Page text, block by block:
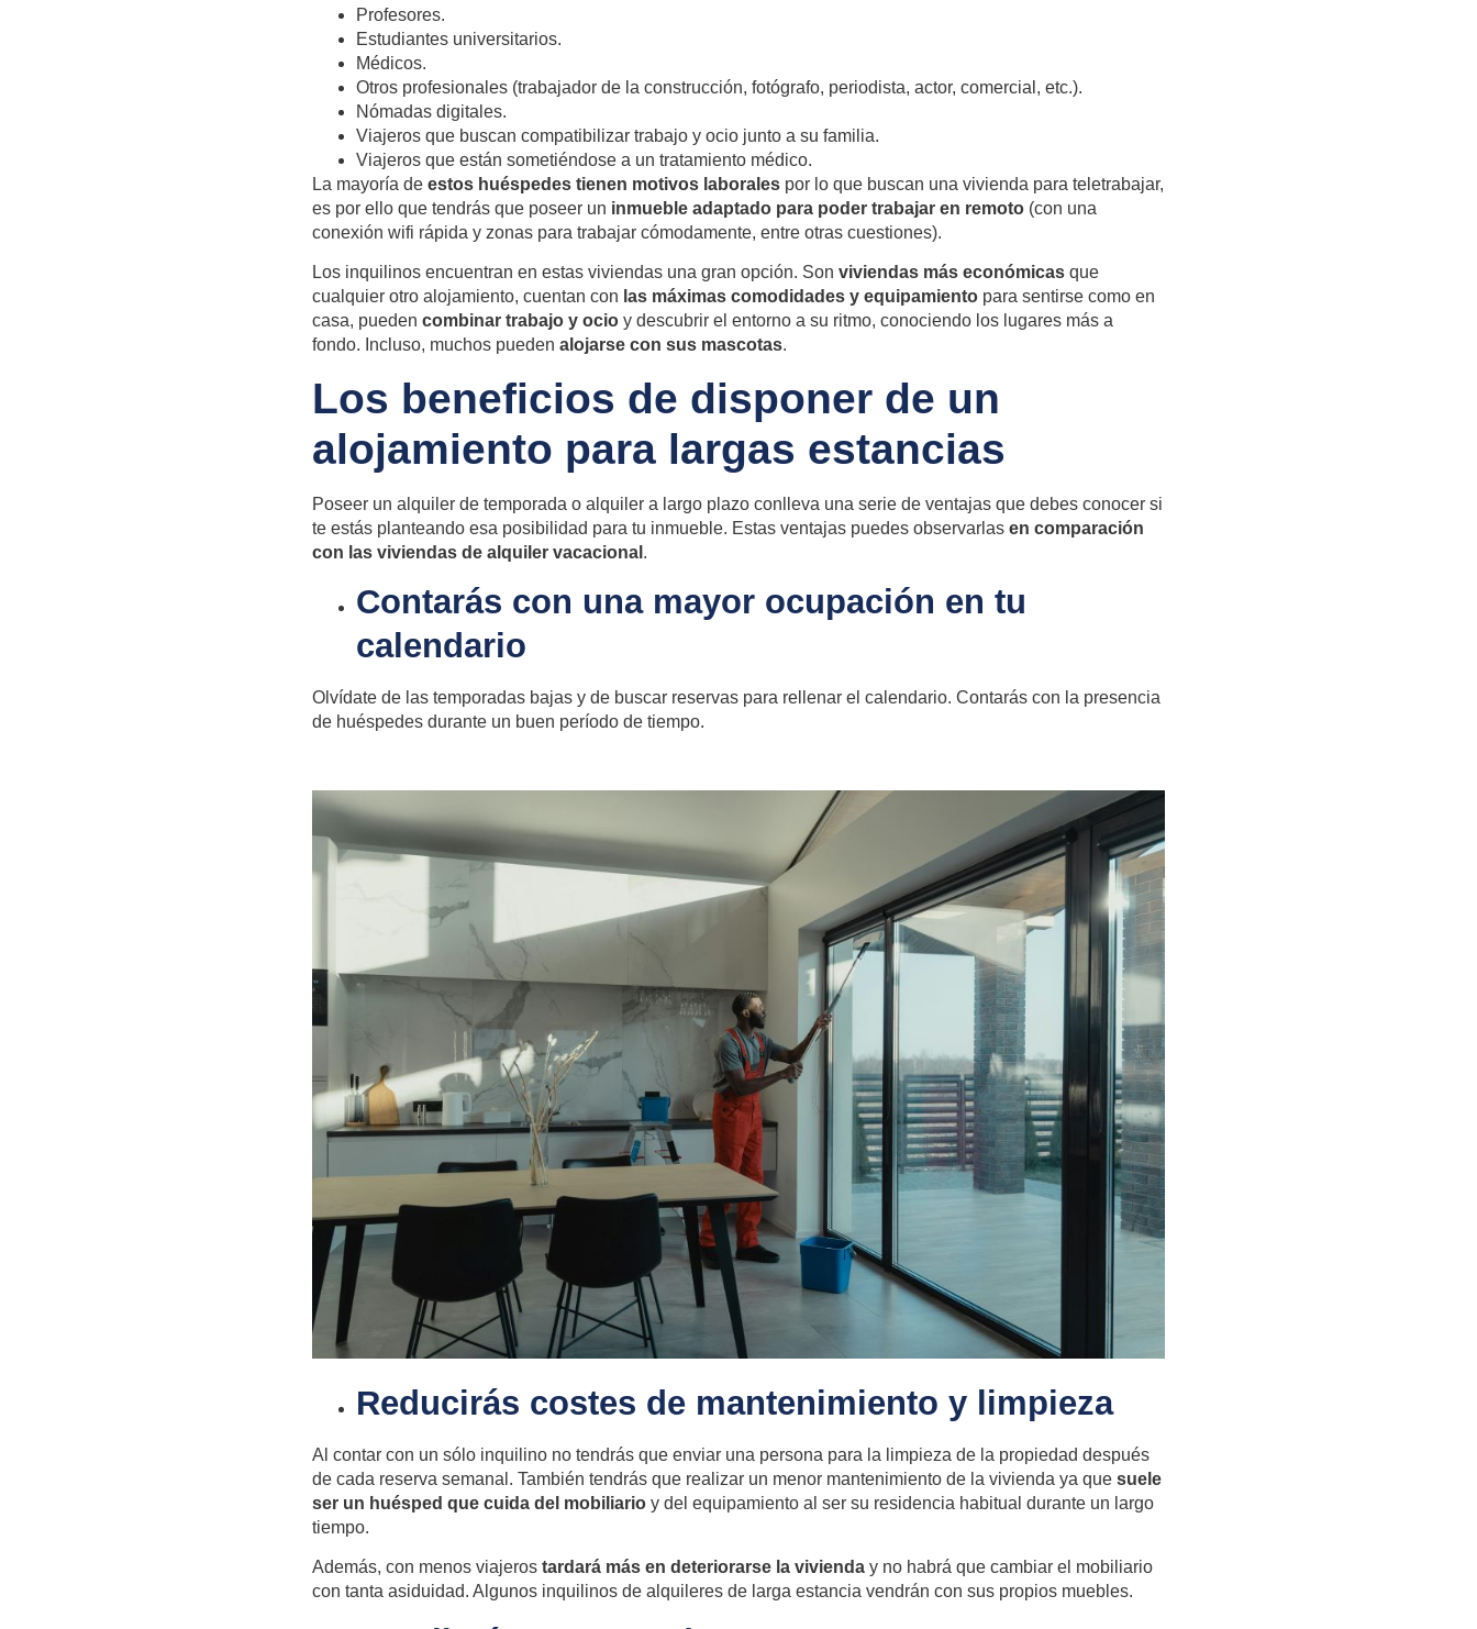
Profesores.
Estudiantes universitarios.
Médicos.
Otros profesionales (trabajador de la construcción, fotógrafo, periodista, actor, comercial, etc.).
Nómadas digitales.
Viajeros que buscan compatibilizar trabajo y ocio junto a su familia.
Viajeros que están sometiéndose a un tratamiento médico.
La mayoría de estos huéspedes tienen motivos laborales por lo que buscan una vivienda para teletrabajar,
es por ello que tendrás que poseer un inmueble adaptado para poder trabajar en remoto (con una
conexión wifi rápida y zonas para trabajar cómodamente, entre otras cuestiones).
Los inquilinos encuentran en estas viviendas una gran opción. Son viviendas más económicas que
cualquier otro alojamiento, cuentan con las máximas comodidades y equipamiento para sentirse como en
casa, pueden combinar trabajo y ocio y descubrir el entorno a su ritmo, conociendo los lugares más a
fondo. Incluso, muchos pueden alojarse con sus mascotas.
Los beneficios de disponer de un
alojamiento para largas estancias
Poseer un alquiler de temporada o alquiler a largo plazo conlleva una serie de ventajas que debes conocer si
te estás planteando esa posibilidad para tu inmueble. Estas ventajas puedes observarlas en comparación
con las viviendas de alquiler vacacional .
Contarás con una mayor ocupación en tu
calendario
Olvídate de las temporadas bajas y de buscar reservas para rellenar el calendario. Contarás con la presencia
de huéspedes durante un buen período de tiempo.
Reducirás costes de mantenimiento y limpieza
Al contar con un sólo inquilino no tendrás que enviar una persona para la limpieza de la propiedad después
de cada reserva semanal. También tendrás que realizar un menor mantenimiento de la vivienda ya que suele
ser un huésped que cuida del mobiliario y del equipamiento al ser su residencia habitual durante un largo
tiempo.
Además, con menos viajeros tardará más en deteriorarse la vivienda y no habrá que cambiar el mobiliario
con tanta asiduidad. Algunos inquilinos de alquileres de larga estancia vendrán con sus propios muebles.